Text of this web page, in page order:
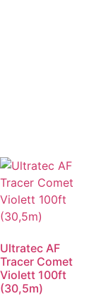
Ultratec AF
Tracer Comet
Violett 100ft
(30,5m)